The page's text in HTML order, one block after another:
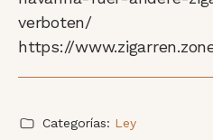
verboten/
https://
Categorías: Ley